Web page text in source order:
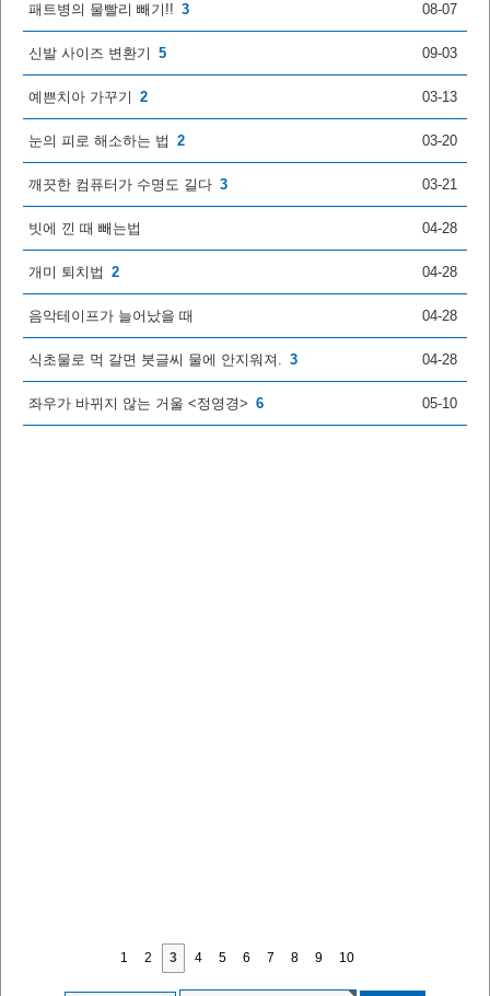
패트병의 물빨리 빼기!! 3 08-07
신발 사이즈 변환기 5 09-03
예쁜치아 가꾸기 2 03-13
눈의 피로 해소하는 법 2 03-20
깨끗한 컴퓨터가 수명도 길다 3 03-21
빗에 낀 때 빼는법 04-28
개미 퇴치법 2 04-28
음악테이프가 늘어났을 때 04-28
식초물로 먹 갈면 붓글씨 물에 안지워져. 3 04-28
좌우가 바뀌지 않는 거울 <정영경> 6 05-10
1 2 3 4 5 6 7 8 9 10